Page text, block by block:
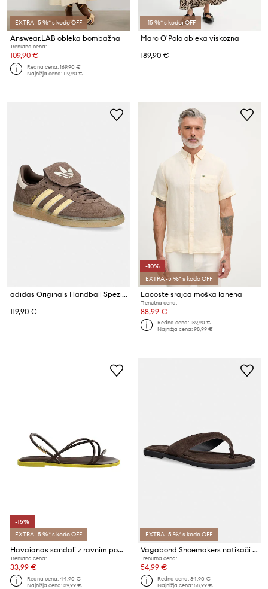
EXTRA -5 %* s kodo OFF
Answear.LAB obleka bombažna
Trenutna cena:
109,90 €
Redna cena:169,90 €
Najnižja cena:119,90 €
-15 %* s kodo: OFF
Marc O'Polo obleka viskozna
189,90 €
adidas Originals Handball Spezial superge ženske semišaste
119,90 €
-10%
EXTRA -5 %* s kodo OFF
Lacoste srajca moška lanena
Trenutna cena:
88,99 €
Redna cena:139,90 €
Najnižja cena:98,99 €
-15%
EXTRA -5 %* s kodo OFF
Havaianas sandali z ravnim podplatom ženski UNA MANGA
Trenutna cena:
33,99 €
Redna cena:44,90 €
Najnižja cena:39,99 €
EXTRA -5 %* s kodo OFF
Vagabond Shoemakers natikači ženski semišasti ZAIDA
Trenutna cena:
54,99 €
Redna cena:84,90 €
Najnižja cena:58,99 €